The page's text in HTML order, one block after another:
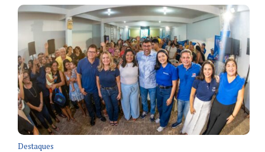
Destaques